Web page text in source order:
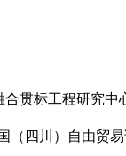
合贯标工程研究中
（四川）自由贸